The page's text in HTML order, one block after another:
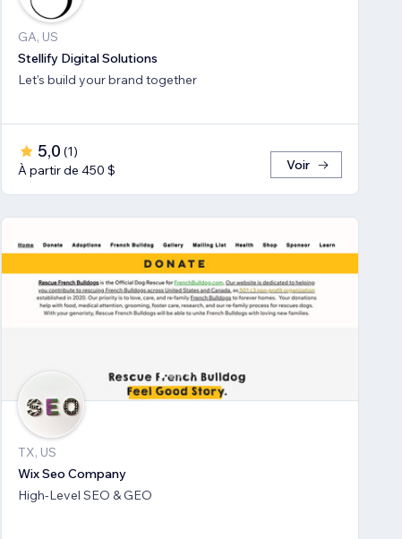
GA, US
Stellify Digital Solutions
Let's build your brand together
5,0 (1)
À partir de 450 $
Voir
TX, US
Wix Seo Company
High-Level SEO & GEO